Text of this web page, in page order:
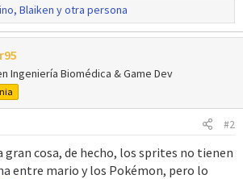
, Blaiken y otra persona
Ingeniería Biomédica & Game Dev
#2
gran cosa, de hecho, los sprites no tienen
entre mario y los Pokémon, pero lo